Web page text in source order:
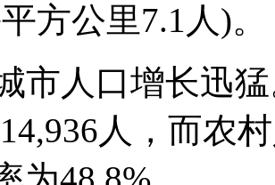
方公里7.1人)。
市人口增长迅
人，而农